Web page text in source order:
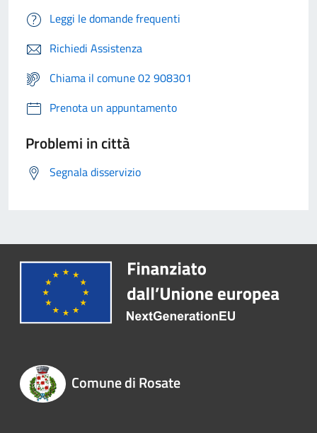
Leggi le domande frequenti
Richiedi Assistenza
Chiama il comune 02 908301
Prenota un appuntamento
Problemi in città
Segnala disservizio
Comune di Rosate